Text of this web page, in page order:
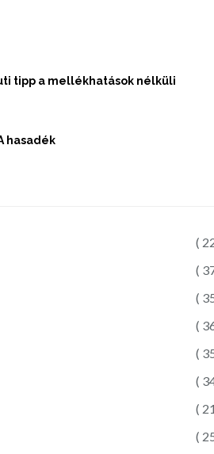
tipp a mellékhatások nélküli
hasadék
(
(
(
(
(
(
(
(